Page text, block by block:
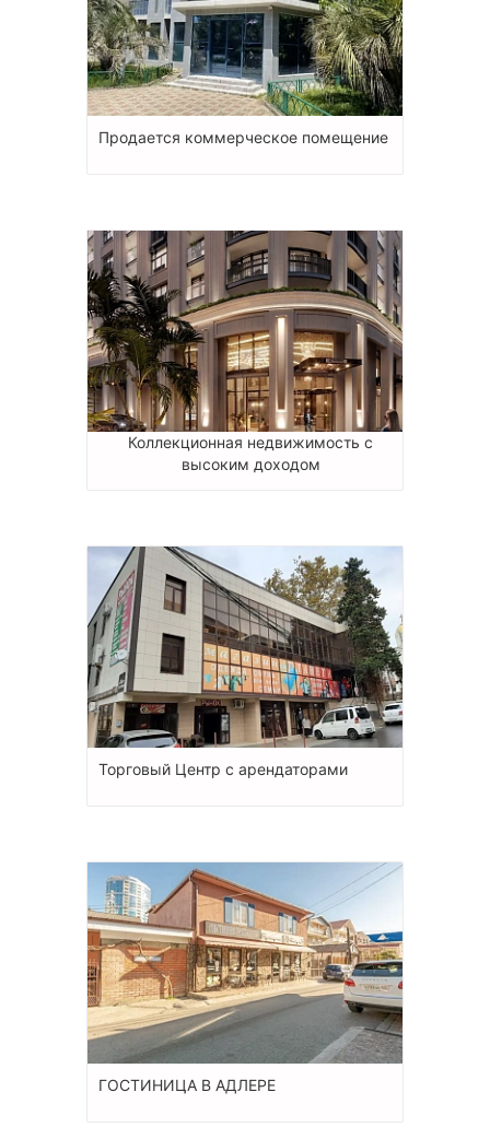
Продается коммерческое помещение
Коллекционная недвижимость с
высоким доходом
Торговый Центр с арендаторами
ГОСТИНИЦА В АДЛЕРЕ